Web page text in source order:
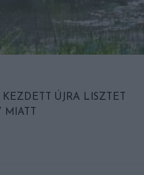
ÚJRA LISZTET